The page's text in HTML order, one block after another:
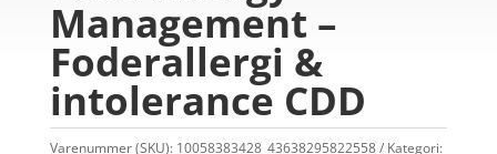
Management –
Foderallergi &
intolerance CDD
Varenummer (SKU): 10058383428_43638295822558 Kategori: